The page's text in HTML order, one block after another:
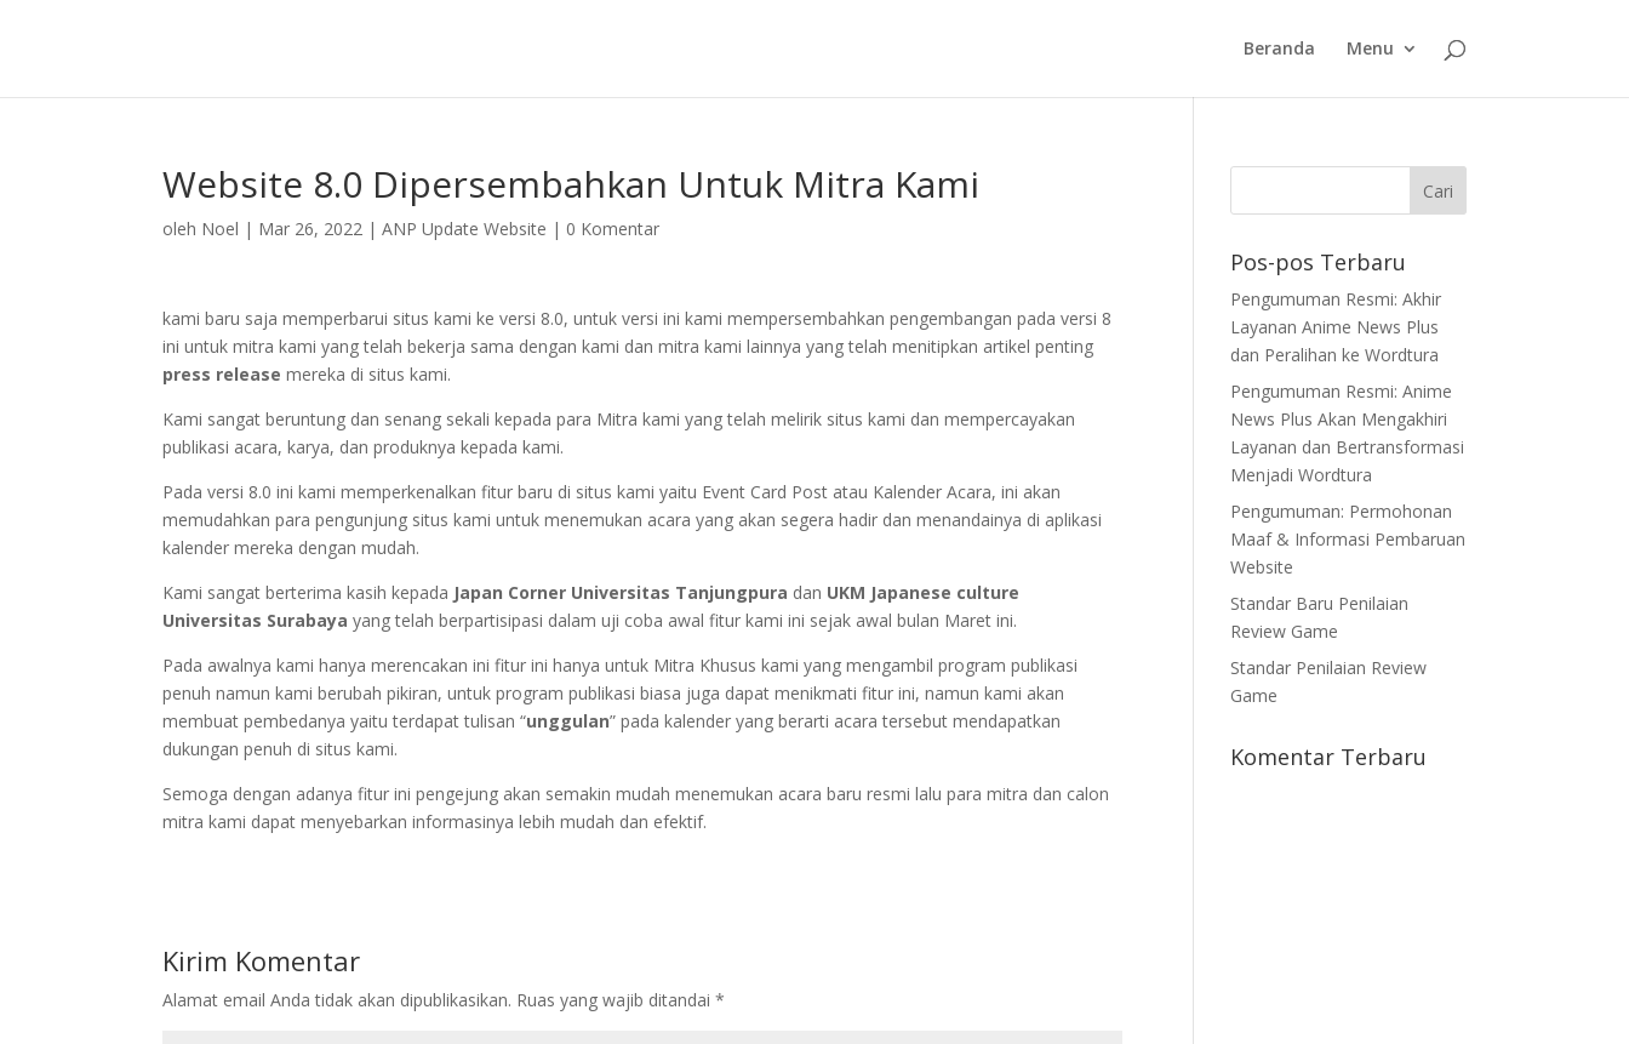
Beranda Menu
Website 8.0 Dipersembahkan Untuk Mitra Kami
oleh Noel | Mar 26, 2022 |ANP Update Website | 0 Komentar
kami baru saja memperbarui situs kami ke versi 8.0, untuk versi ini kami mempersembahkan pengembangan pada versi 8
ini untuk mitra kami yang telah bekerja sama dengan kami dan mitra kami lainnya yang telah menitipkan artikel penting
press release mereka di situs kami.
Kami sangat beruntung dan senang sekali kepada para Mitra kami yang telah melirik situs kami dan mempercayakan
publikasi acara, karya, dan produknya kepada kami.
Pada versi 8.0 ini kami memperkenalkan fitur baru di situs kami yaitu Event Card Post atau Kalender Acara, ini akan
memudahkan para pengunjung situs kami untuk menemukan acara yang akan segera hadir dan menandainya di aplikasi
kalender mereka dengan mudah.
Kami sangat berterima kasih kepada Japan Corner Universitas Tanjungpura dan UKM Japanese culture
Universitas Surabaya yang telah berpartisipasi dalam uji coba awal fitur kami ini sejak awal bulan Maret ini.
Pada awalnya kami hanya merencakan ini fitur ini hanya untuk Mitra Khusus kami yang mengambil program publikasi
penuh namun kami berubah pikiran, untuk program publikasi biasa juga dapat menikmati fitur ini, namun kami akan
membuat pembedanya yaitu terdapat tulisan “unggulan” pada kalender yang berarti acara tersebut mendapatkan
dukungan penuh di situs kami.
Semoga dengan adanya fitur ini pengejung akan semakin mudah menemukan acara baru resmi lalu para mitra dan calon
mitra kami dapat menyebarkan informasinya lebih mudah dan efektif.
Kirim Komentar
Alamat email Anda tidak akan dipublikasikan. Ruas yang wajib ditandai*
Pos-pos Terbaru
Pengumuman Resmi: Akhir
Layanan Anime News Plus
dan Peralihan ke Wordtura
Pengumuman Resmi: Anime
News Plus Akan Mengakhiri
Layanan dan Bertransformasi
Menjadi Wordtura
Pengumuman: Permohonan
Maaf & Informasi Pembaruan
Website
Standar Baru Penilaian
Review Game
Standar Penilaian Review
Game
Komentar Terbaru